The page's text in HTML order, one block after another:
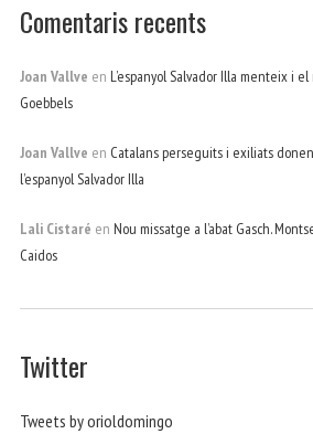
Comentaris recents
Joan Vallve en L’espanyol Salvador Illa menteix i
Goebbels
Joan Vallve en Catalans perseguits i exiliats
l’espanyol Salvador Illa
Lali Cistaré en Nou missatge a l’abat Gasch.
Caidos
Twitter
Tweets by orioldomingo